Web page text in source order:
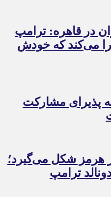
در قاهره: ترامپ
را می‌کند که خودش
پذیرای مشارکت
هرمز شکل می‌گیرد؛
ترامپ